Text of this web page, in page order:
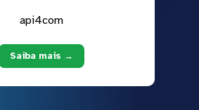
api4com
Saiba mais →